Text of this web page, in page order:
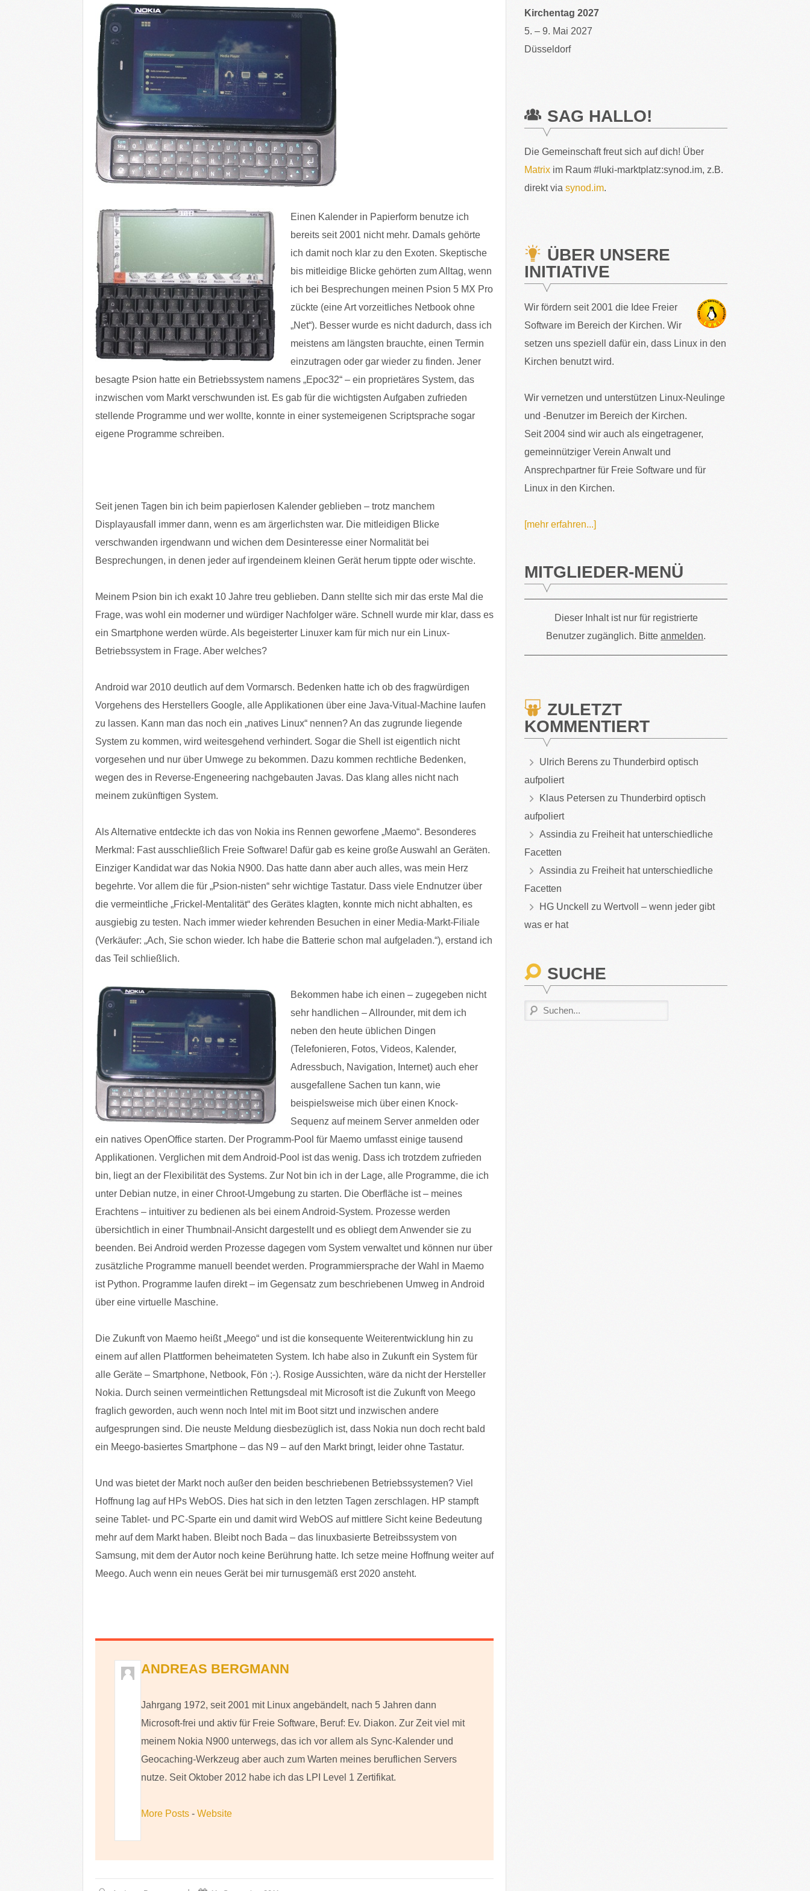
Einen Kalender in Papierform benutze ich
bereits seit 2001 nicht mehr. Damals gehörte
ich damit noch klar zu den Exoten. Skeptische
bis mitleidige Blicke gehörten zum Alltag, wenn
ich bei Besprechungen meinen Psion 5 MX Pro
zückte (eine Art vorzeitliches Netbook ohne
„Net“). Besser wurde es nicht dadurch, dass ich
meistens am längsten brauchte, einen Termin
einzutragen oder gar wieder zu finden. Jener
besagte Psion hatte ein Betriebssystem namens „Epoc32“ – ein proprietäres System, das
inzwischen vom Markt verschwunden ist. Es gab für die wichtigsten Aufgaben zufrieden
stellende Programme und wer wollte, konnte in einer systemeigenen Scriptsprache sogar
eigene Programme schreiben.
Seit jenen Tagen bin ich beim papierlosen Kalender geblieben – trotz manchem
Displayausfall immer dann, wenn es am ärgerlichsten war. Die mitleidigen Blicke
verschwanden irgendwann und wichen dem Desinteresse einer Normalität bei
Besprechungen, in denen jeder auf irgendeinem kleinen Gerät herum tippte oder wischte.
Meinem Psion bin ich exakt 10 Jahre treu geblieben. Dann stellte sich mir das erste Mal die
Frage, was wohl ein moderner und würdiger Nachfolger wäre. Schnell wurde mir klar, dass es
ein Smartphone werden würde. Als begeisterter Linuxer kam für mich nur ein Linux-
Betriebssystem in Frage. Aber welches?
Android war 2010 deutlich auf dem Vormarsch. Bedenken hatte ich ob des fragwürdigen
Vorgehens des Herstellers Google, alle Applikationen über eine Java-Vitual-Machine laufen
zu lassen. Kann man das noch ein „natives Linux“ nennen? An das zugrunde liegende
System zu kommen, wird weitesgehend verhindert. Sogar die Shell ist eigentlich nicht
vorgesehen und nur über Umwege zu bekommen. Dazu kommen rechtliche Bedenken,
wegen des in Reverse-Engeneering nachgebauten Javas. Das klang alles nicht nach
meinem zukünftigen System.
Als Alternative entdeckte ich das von Nokia ins Rennen geworfene „Maemo“. Besonderes
Merkmal: Fast ausschließlich Freie Software! Dafür gab es keine große Auswahl an Geräten.
Einziger Kandidat war das Nokia N900. Das hatte dann aber auch alles, was mein Herz
begehrte. Vor allem die für „Psion-nisten“ sehr wichtige Tastatur. Dass viele Endnutzer über
die vermeintliche „Frickel-Mentalität“ des Gerätes klagten, konnte mich nicht abhalten, es
ausgiebig zu testen. Nach immer wieder kehrenden Besuchen in einer Media-Markt-Filiale
(Verkäufer: „Ach, Sie schon wieder. Ich habe die Batterie schon mal aufgeladen.“), erstand ich
das Teil schließlich.
Bekommen habe ich einen – zugegeben nicht
sehr handlichen – Allrounder, mit dem ich
neben den heute üblichen Dingen
(Telefonieren, Fotos, Videos, Kalender,
Adressbuch, Navigation, Internet) auch eher
ausgefallene Sachen tun kann, wie
beispielsweise mich über einen Knock-
Sequenz auf meinem Server anmelden oder
ein natives OpenOffice starten. Der Programm-Pool für Maemo umfasst einige tausend
Applikationen. Verglichen mit dem Android-Pool ist das wenig. Dass ich trotzdem zufrieden
bin, liegt an der Flexibilität des Systems. Zur Not bin ich in der Lage, alle Programme, die ich
unter Debian nutze, in einer Chroot-Umgebung zu starten. Die Oberfläche ist – meines
Erachtens – intuitiver zu bedienen als bei einem Android-System. Prozesse werden
übersichtlich in einer Thumbnail-Ansicht dargestellt und es obliegt dem Anwender sie zu
beenden. Bei Android werden Prozesse dagegen vom System verwaltet und können nur über
zusätzliche Programme manuell beendet werden. Programmiersprache der Wahl in Maemo
ist Python. Programme laufen direkt – im Gegensatz zum beschriebenen Umweg in Android
über eine virtuelle Maschine.
Die Zukunft von Maemo heißt „Meego“ und ist die konsequente Weiterentwicklung hin zu
einem auf allen Plattformen beheimateten System. Ich habe also in Zukunft ein System für
alle Geräte – Smartphone, Netbook, Fön ;-). Rosige Aussichten, wäre da nicht der Hersteller
Nokia. Durch seinen vermeintlichen Rettungsdeal mit Microsoft ist die Zukunft von Meego
fraglich geworden, auch wenn noch Intel mit im Boot sitzt und inzwischen andere
aufgesprungen sind. Die neuste Meldung diesbezüglich ist, dass Nokia nun doch recht bald
ein Meego-basiertes Smartphone – das N9 – auf den Markt bringt, leider ohne Tastatur.
Und was bietet der Markt noch außer den beiden beschriebenen Betriebssystemen? Viel
Hoffnung lag auf HPs WebOS. Dies hat sich in den letzten Tagen zerschlagen. HP stampft
seine Tablet- und PC-Sparte ein und damit wird WebOS auf mittlere Sicht keine Bedeutung
mehr auf dem Markt haben. Bleibt noch Bada – das linuxbasierte Betreibssystem von
Samsung, mit dem der Autor noch keine Berührung hatte. Ich setze meine Hoffnung weiter auf
Meego. Auch wenn ein neues Gerät bei mir turnusgemäß erst 2020 ansteht.
ANDREAS BERGMANN
Jahrgang 1972, seit 2001 mit Linux angebändelt, nach 5 Jahren dann
Microsoft-frei und aktiv für Freie Software, Beruf: Ev. Diakon. Zur Zeit viel mit
meinem Nokia N900 unterwegs, das ich vor allem als Sync-Kalender und
Geocaching-Werkzeug aber auch zum Warten meines beruflichen Servers
nutze. Seit Oktober 2012 habe ich das LPI Level 1 Zertifikat.
More Posts -Website
Kirchentag 2027
5. – 9. Mai 2027
Düsseldorf
SAG HALLO!
Die Gemeinschaft freut sich auf dich! Über
Matrix im Raum #luki-marktplatz:synod.im, z.B.
direkt viasynod.im.
ÜBER UNSERE
INITIATIVE
Wir fördern seit 2001 die Idee Freier
Software im Bereich der Kirchen. Wir
setzen uns speziell dafür ein, dass Linux in den
Kirchen benutzt wird.
Wir vernetzen und unterstützen Linux-Neulinge
und -Benutzer im Bereich der Kirchen.
Seit 2004 sind wir auch als eingetragener,
gemeinnütziger Verein Anwalt und
Ansprechpartner für Freie Software und für
Linux in den Kirchen.
[mehr erfahren...]
MITGLIEDER-MENÜ
Dieser Inhalt ist nur für registrierte
Benutzer zugänglich. Bitteanmelden.
ZULETZT
KOMMENTIERT
Ulrich Berenszu Thunderbird optisch
aufpoliert
Klaus Petersen zu Thunderbird optisch
aufpoliert
Assindia zu Freiheit hat unterschiedliche
Facetten
Assindia zu Freiheit hat unterschiedliche
Facetten
HG Unckell
zu Wertvoll – wenn jeder gibt
was er hat
SUCHE